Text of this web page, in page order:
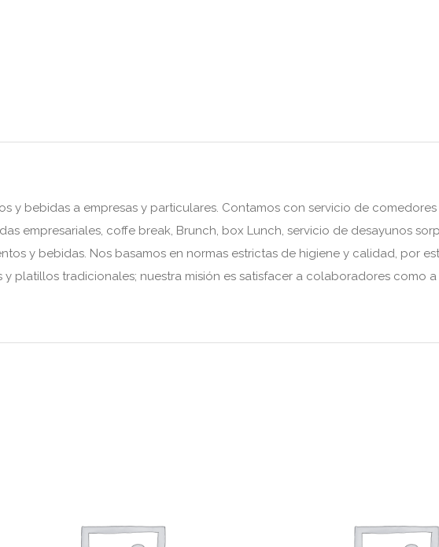
y bebidas a empresas y particulares. Contamos con servicio de comedores
empresariales, coffe break, Brunch, box Lunch, servicio de desayunos
y bebidas. Nos basamos en normas estrictas de higiene y calidad, por
platillos tradicionales; nuestra misión es satisfacer a colaboradores como